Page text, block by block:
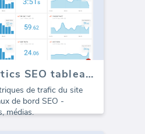
Google Analytics SEO tableau de bord - Toute Trafic
de trafic du site
de bord SEO -
médias.